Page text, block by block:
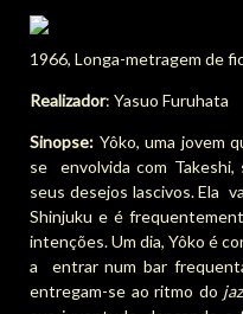
1966, Longa-metragem de
Realizador: Yasuo Furuhata
Sinopse: Yôko, uma jovem
se envolvida com
seus desejos lascivos. Ela
Shinjuku e é
intenções. Um dia, Yôko é
a entrar num bar
entregam-se ao ritmo do